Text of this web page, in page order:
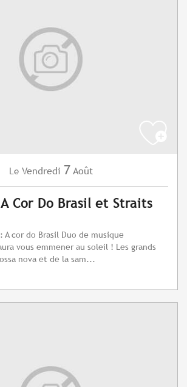
Le Vendredi 7 Août
Cor Do Brasil et Straits
A cor do Brasil Duo de musique
vous emmener au soleil ! Les grands
nova et de la sam...